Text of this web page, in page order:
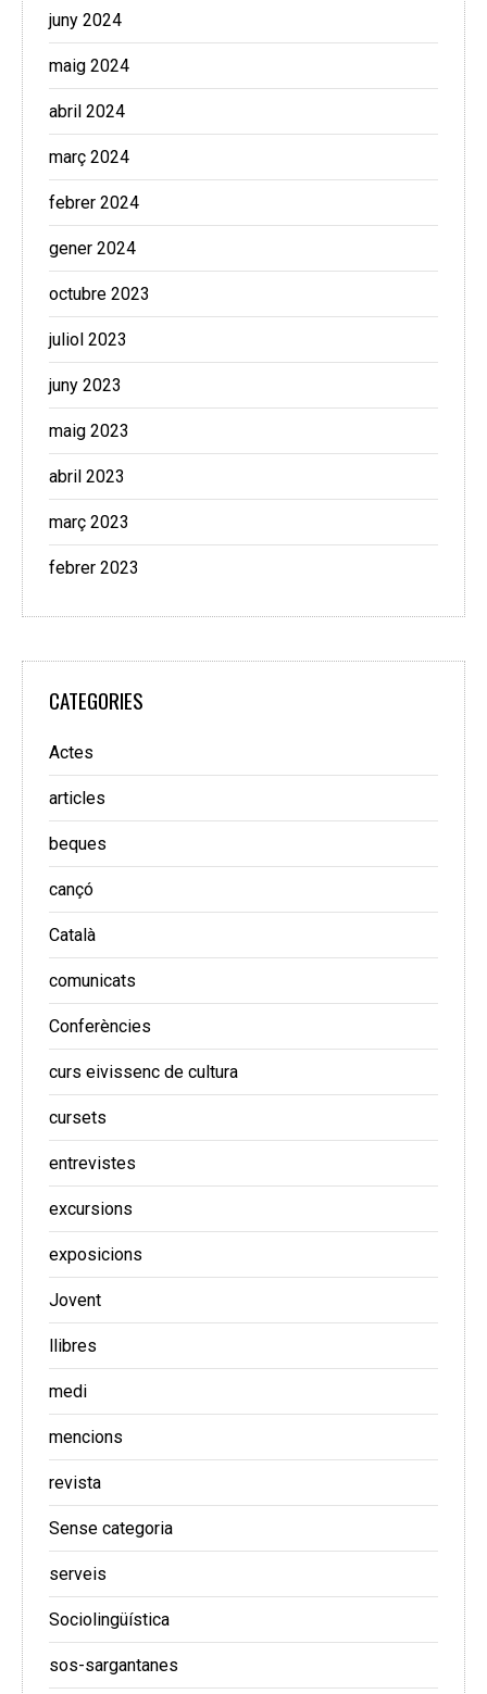
juny 2024
maig 2024
abril 2024
març 2024
febrer 2024
gener 2024
octubre 2023
juliol 2023
juny 2023
maig 2023
abril 2023
març 2023
febrer 2023
CATEGORIES
Actes
articles
beques
cançó
Català
comunicats
Conferències
curs eivissenc de cultura
cursets
entrevistes
excursions
exposicions
Jovent
llibres
medi
mencions
revista
Sense categoria
serveis
Sociolingüística
sos-sargantanes